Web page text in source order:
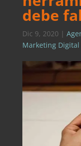
debe
Dic 9, 2020 |
Marketing Digital